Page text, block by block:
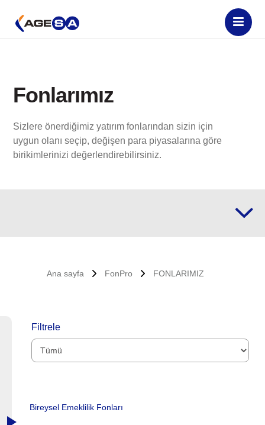
Fonlarımız
Sizlere önerdiğimiz yatırım fonlarından sizin için
uygun olanı seçip, değişen para piyasalarına göre
birikimlerinizi değerlendirebilirsiniz.
Ana sayfa FonPro FONLARIMIZ
Filtrele
Bireysel Emeklilik Fonları